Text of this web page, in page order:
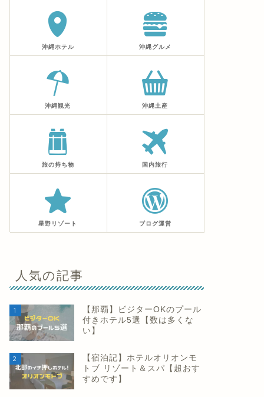
沖縄ホテル 沖縄グルメ
沖縄観光 沖縄土産
旅の持ち物 国内旅行
星野リゾート ブログ運営
人気の記事
1
【那覇】ビジターOKのプール
付きホテル5選【数は多くな
い】
2
【宿泊記】ホテルオリオンモ
トブ リゾート＆スパ【超おす
すめです】